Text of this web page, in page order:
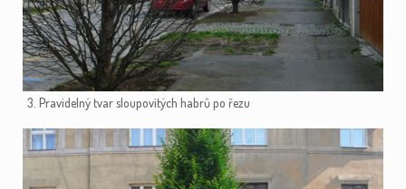
3. Pravidelný tvar sloupovitých habrů po řezu